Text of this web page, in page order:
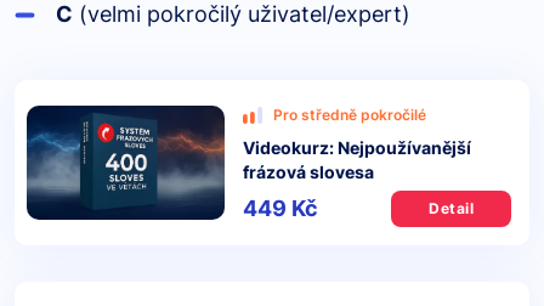
C (velmi pokročilý uživatel/expert)
Pro středně pokročilé
Videokurz: Nejpoužívanější
frázová slovesa
449 Kč Detail